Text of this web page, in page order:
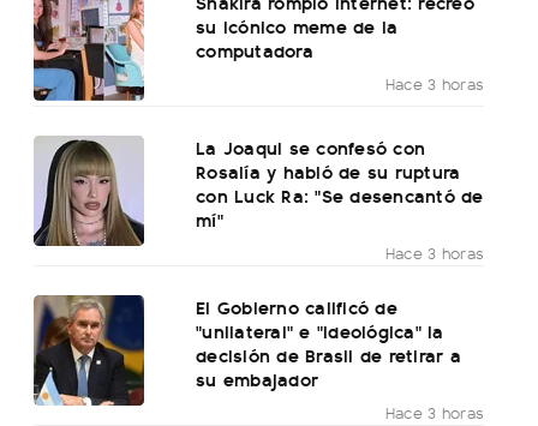
su icónico meme de la
computadora
Hace 3 horas
La Joaqui se confesó con
Rosalía y habló de su ruptura
con Luck Ra: "Se desencantó de
mí"
Hace 3 horas
El Gobierno calificó de
"unilateral" e "ideológica" la
decisión de Brasil de retirar a
su embajador
Hace 3 horas